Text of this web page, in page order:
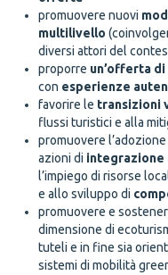
promuovere nuovi
multilivello
diversi attori del
proporre un’offerta
con esperienze
favorire le transizioni
flussi turistici e alla
promuovere
azioni di
l’impiego di risorse
e allo sviluppo di
promuovere e
dimensione di
tuteli e in fine sia
sistemi di mobilità